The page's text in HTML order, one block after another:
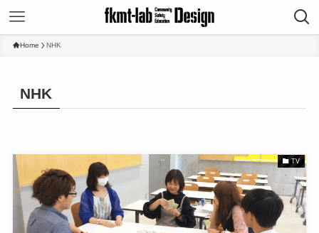
Home NHK
NHK
TV